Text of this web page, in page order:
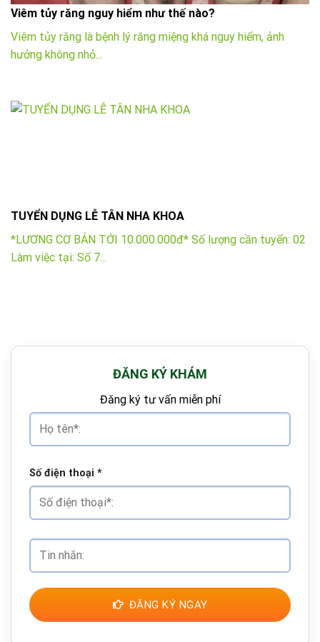
Viêm tủy răng nguy hiểm như thế nào?
Viêm tủy răng là bệnh lý răng miệng khá nguy hiểm, ảnh
hưởng không nhỏ...
TUYỂN DỤNG LỄ TÂN NHA KHOA
*LƯƠNG CƠ BẢN TỚI 10.000.000đ* Số lượng cần tuyển: 02
Làm việc tại: Số 7...
ĐĂNG KÝ KHÁM
Đăng ký tư vấn miễn phí
Số điện thoại *
ĐĂNG KÝ NGAY